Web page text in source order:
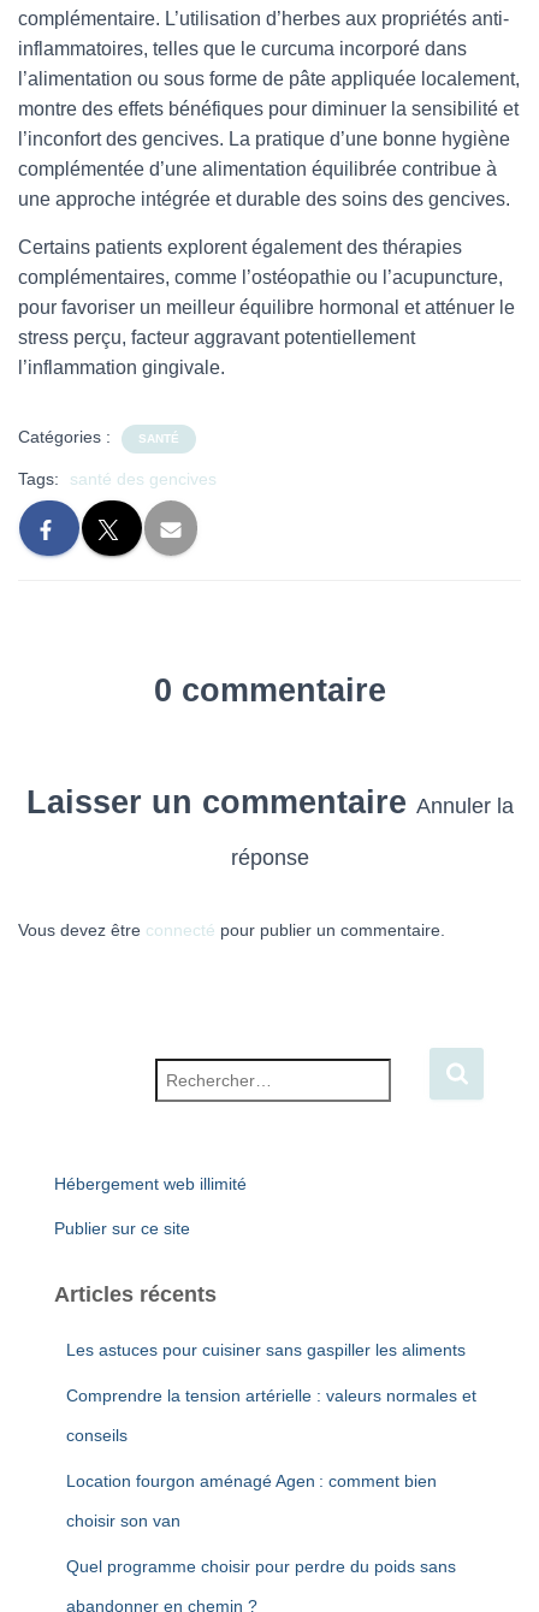
complémentaire. L’utilisation d’herbes aux propriétés anti-
inflammatoires, telles que le curcuma incorporé dans
l’alimentation ou sous forme de pâte appliquée localement,
montre des effets bénéfiques pour diminuer la sensibilité et
l’inconfort des gencives. La pratique d’une bonne hygiène
complémentée d’une alimentation équilibrée contribue à
une approche intégrée et durable des soins des gencives.
Certains patients explorent également des thérapies
complémentaires, comme l’ostéopathie ou l’acupuncture,
pour favoriser un meilleur équilibre hormonal et atténuer le
stress perçu, facteur aggravant potentiellement
l’inflammation gingivale.
Catégories : SANTÉ
Tags: santé des gencives
0 commentaire
Laisser un commentaire Annuler la
réponse
Vous devez être connecté pour publier un commentaire.
Hébergement web illimité
Publier sur ce site
Articles récents
Les astuces pour cuisiner sans gaspiller les aliments
Comprendre la tension artérielle : valeurs normales et
conseils
Location fourgon aménagé Agen : comment bien
choisir son van
Quel programme choisir pour perdre du poids sans
abandonner en chemin ?